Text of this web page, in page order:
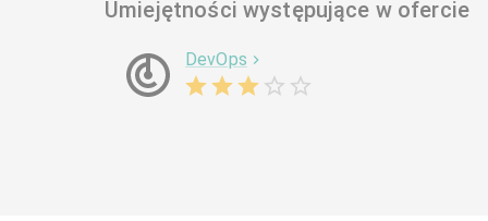
Umiejętności występujące w ofercie
DevOps